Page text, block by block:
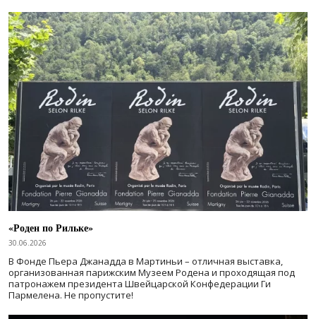
«Роден по Рильке»
30.06.2026
В Фонде Пьера Джанадда в Мартиньи – отличная выставка,
организованная парижским Музеем Родена и проходящая под
патронажем президента Швейцарской Конфедерации Ги
Пармелена. Не пропустите!